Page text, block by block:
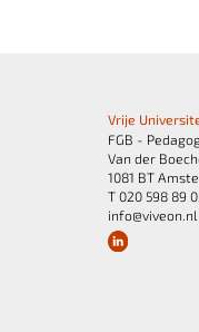
Vrije
FGB -
Van der
1081 BT
T 020 598 89
info@viveon.nl